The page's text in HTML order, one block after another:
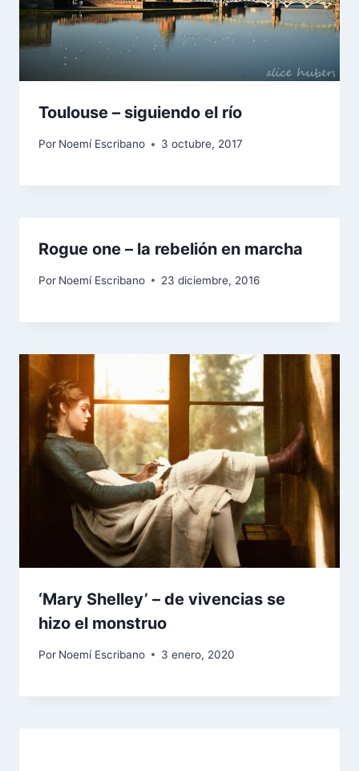
Toulouse – siguiendo el río
Por Noemí Escribano 3 octubre, 2017
Rogue one – la rebelión en marcha
Por Noemí Escribano 23 diciembre, 2016
‘Mary Shelley’ – de vivencias se
hizo el monstruo
Por Noemí Escribano 3 enero, 2020